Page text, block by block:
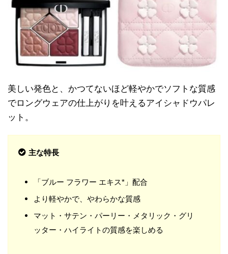
美しい発色と、かつてないほど軽やかでソフトな質感
でロングウェアの仕上がりを叶えるアイシャドウパレ
ット。
主な特長
「ブルー フラワー エキス*」配合
より軽やかで、やわらかな質感
マット・サテン・パーリー・メタリック・グリ
ッター・ハイライトの質感を楽しめる